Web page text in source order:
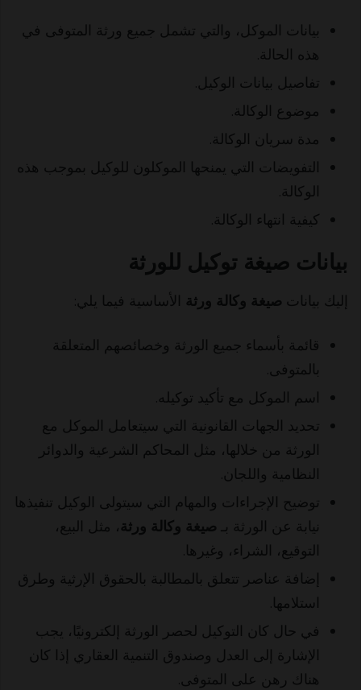
بيانات الموكل، والتي تشمل جميع ورثة المتوفى في
هذه الحالة.
تفاصيل بيانات الوكيل.
موضوع الوكالة.
مدة سريان الوكالة.
التفويضات التي يمنحها الموكلون للوكيل بموجب هذه
الوكالة.
كيفية انتهاء الوكالة.
بيانات صيغة توكيل للورثة
إليك بيانات صيغة وكالة ورثة الأساسية فيما يلي:
قائمة بأسماء جميع الورثة وخصائصهم المتعلقة
بالمتوفى.
اسم الموكل مع تأكيد توكيله.
تحديد الجهات القانونية التي سيتعامل الموكل مع
الورثة من خلالها، مثل المحاكم الشرعية والدوائر
النظامية واللجان.
توضيح الإجراءات والمهام التي سيتولى الوكيل تنفيذها
نيابة عن الورثة بـ صيغة وكالة ورثة، مثل البيع،
التوقيع، الشراء، وغيرها.
إضافة عناصر تتعلق بالمطالبة بالحقوق الإرثية وطرق
استلامها.
في حال كان التوكيل لحصر الورثة إلكترونيًا، يجب
الإشارة إلى العدل وصندوق التنمية العقاري إذا كان
هناك رهن على المتوفى.